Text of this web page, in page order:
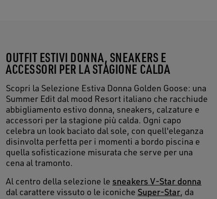
OUTFIT ESTIVI DONNA, SNEAKERS E
ACCESSORI PER LA STAGIONE CALDA
Scopri la Selezione Estiva Donna Golden Goose: una
Summer Edit dal mood Resort italiano che racchiude
abbigliamento estivo donna, sneakers, calzature e
accessori per la stagione più calda. Ogni capo
celebra un look baciato dal sole, con quell'eleganza
disinvolta perfetta per i momenti a bordo piscina e
quella sofisticazione misurata che serve per una
cena al tramonto.
Al centro della selezione le sneakers V-Star donna
dal carattere vissuto o le iconiche Super-Star, da